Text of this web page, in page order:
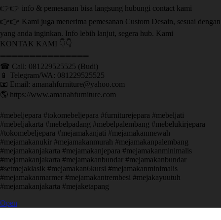
👉👉 info & pemesanan bisa langsung hubungi contact kami
👉👉 Kami juga menerima pemesanan Custom Desain, sesuai dengan
yang anda inginkan. Info lebih lanjut, segera hub. Kami
KONTAK KAMI 👇👇
➖➖➖➖➖➖➖➖➖➖➖➖➖➖➖ ㅤ
☎ Call: 081229525525 (Budi)
📱 Telegram/WA: 081229525525
📧 Email: amanahfurniture@yahoo.com
🌎 https://www.amanahfurniture.com
#mebeljepara #tokomebeljepara #furniturejepara #mebeljati
#mebeljakarta #mebelpadang #mebelpalembang #mebelukirjepara
#tokomebeljepara #mejamakanjati #mejamakanmewah
#mejamakanukir #mejamakanmurah #mejamakanpalembang
#mejamakanjakarta #mejamakanjepara #mejamakanminimalis
#mejamakanjakarta #mejamakanbundar #mejamakanbundar
#setmejaklasik #mejamakan6kursi #mejamakanminimalis
#mejamakanmarmer #mejamakantrembesi #mejakayuutuh
#mejamakanjakarta #mejaketapang
Open